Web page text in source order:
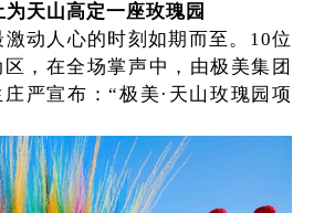
为天山高定一座玫瑰园
动人心的时刻如期而至。10位
，在全场掌声中，由极美集团
严宣布：“极美·天山玫瑰园项